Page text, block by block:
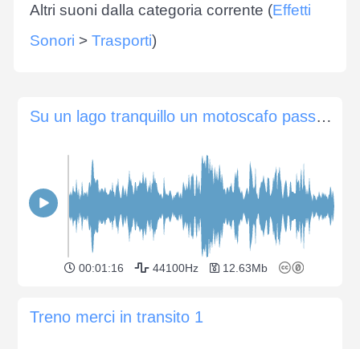
Altri suoni dalla categoria corrente (Effetti
Sonori > Trasporti)
Su un lago tranquillo un motoscafo passa a destra
00:01:16 44100Hz 12.63Mb
Treno merci in transito 1